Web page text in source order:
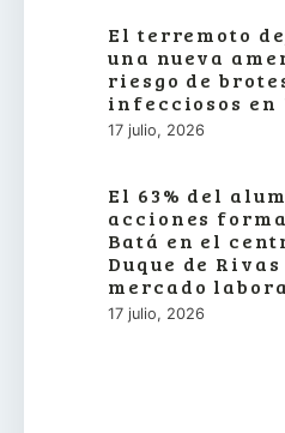
El terremoto
una nueva
riesgo de
infecciosos en
17 julio, 2026
El 63% del
acciones
Batá en el
Duque de
mercado
17 julio, 2026